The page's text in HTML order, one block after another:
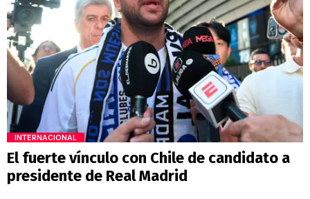
INTERNACIONAL
El fuerte vínculo con Chile de candidato a
presidente de Real Madrid